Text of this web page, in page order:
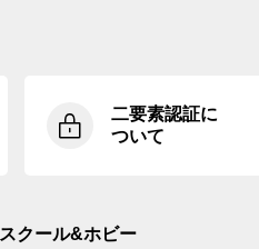
二要素認証に
ついて
スクール&ホビー